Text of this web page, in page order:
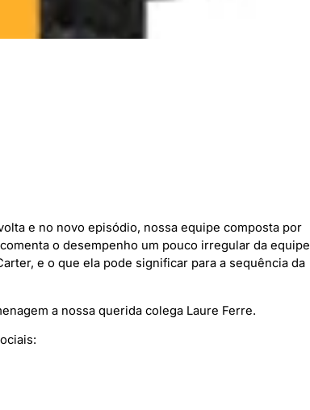
e no novo episódio, nossa equipe composta por
comenta o desempenho um pouco irregular da equipe
e o que ela pode significar para a sequência da
a nossa querida colega Laure Ferre.